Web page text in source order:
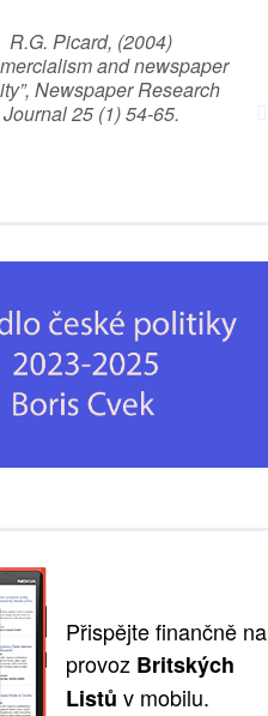
R.G. Picard, (2004)
and newspaper
Newspaper Research
Journal 25 (1) 54-65.
Přispějte finančně na
provoz Britských
Listů v mobilu.